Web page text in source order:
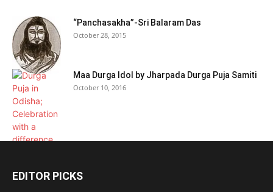
“Panchasakha”-Sri Balaram Das
October 28, 2015
Maa Durga Idol by Jharpada Durga Puja Samiti
October 10, 2016
EDITOR PICKS